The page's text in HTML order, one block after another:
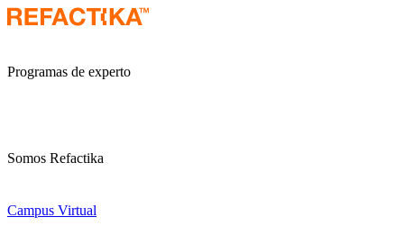
Programas de experto
Somos Refactika
Campus Virtual